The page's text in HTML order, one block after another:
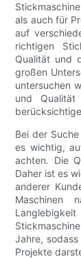
als auch für
auf
richtigen
Qualität und
großen
untersuchen
und Qualität
Bei der
es wichtig,
achten. Die
Daher ist es
anderer
Maschinen
Jahre,
Projekte